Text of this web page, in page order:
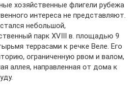
хозяйственные флигели рубежа
интереса не представляют.
небольшой,
парк XVIII в. площадью 9
террасами к речке Веле. Его
ограниченную рвом и валом,
аллея, направленная от дома к